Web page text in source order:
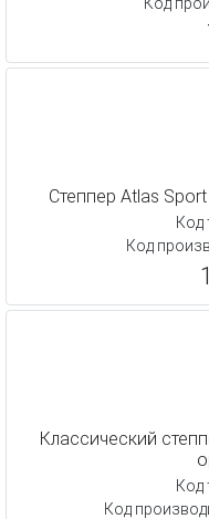
Степпер Atlas
Код
Код
Классический
Код
Код